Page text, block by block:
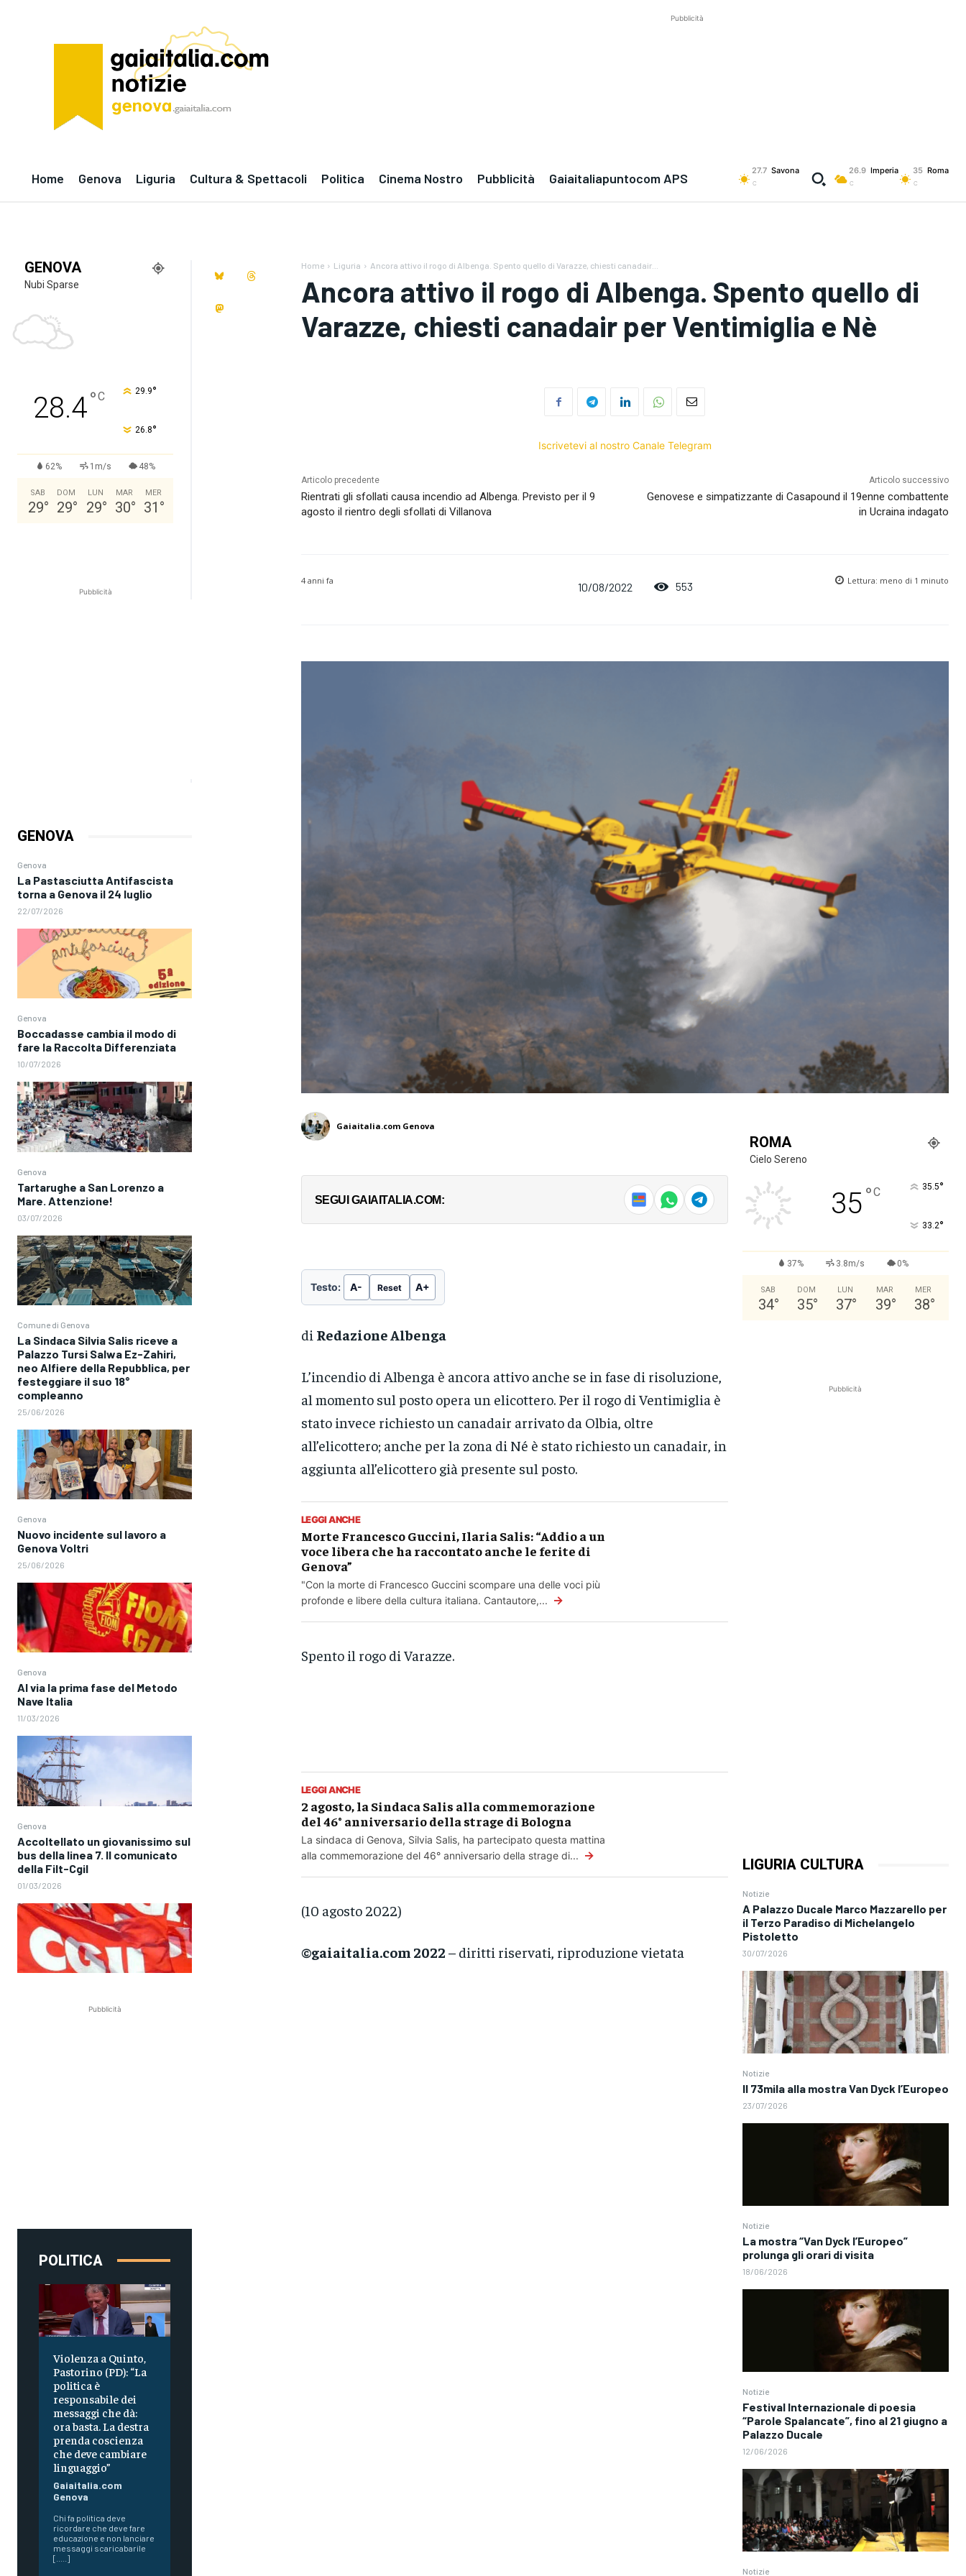
Pubblicità
Home Genova Liguria Cultura & Spettacoli Politica Cinema Nostro Pubblicità Gaiaitaliapuntocom APS 27.7
C
Savona 26.9
C
Imperia 35
C
Roma
GENOVA
Nubi Sparse
28.4°C 29.9°
26.8°
62% 1m/s 48%
SAB
29°
DOM
29°
LUN
29°
MAR
30°
MER
31 °
Pubblicità
GENOVA
Genova
La Pastasciutta Antifascista
torna a Genova il 24 luglio
22/07/2026
Genova
Boccadasse cambia il modo di
fare la Raccolta Differenziata
10/07/2026
Genova
Tartarughe a San Lorenzo a
Mare. Attenzione!
03/07/2026
Comune di Genova
La Sindaca Silvia Salis riceve a
Palazzo Tursi Salwa Ez-Zahiri,
neo Alfiere della Repubblica, per
festeggiare il suo 18°
compleanno
25/06/2026
Genova
Nuovo incidente sul lavoro a
Genova Voltri
25/06/2026
Genova
Al via la prima fase del Metodo
Nave Italia
11/03/2026
Genova
Accoltellato un giovanissimo sul
bus della linea 7. Il comunicato
della Filt-Cgil
01/03/2026
Pubblicità
POLITICA
Violenza a Quinto,
Pastorino (PD): “La
politica è
responsabile dei
messaggi che dà:
ora basta. La destra
prenda coscienza
che deve cambiare
linguaggio”
Gaiaitalia.com
Genova
Chi fa politica deve
ricordare che deve fare
educazione e non lanciare
messaggi scaricabarile
[.....]
Home Liguria Ancora attivo il rogo di Albenga. Spento quello di Varazze, chiesti canadair...
Ancora attivo il rogo di Albenga. Spento quello di
Varazze, chiesti canadair per Ventimiglia e Nè
Iscrivetevi al nostro Canale Telegram
Articolo precedente
Rientrati gli sfollati causa incendio ad Albenga. Previsto per il 9
agosto il rientro degli sfollati di Villanova
Articolo successivo
Genovese e simpatizzante di Casapound il 19enne combattente
in Ucraina indagato
4 anni fa
10/08/2022 553 Lettura: meno di 1 minuto
Gaiaitalia.com Genova
SEGUI GAIAITALIA.COM:
Testo: A- Reset A+
di Redazione Albenga
L’incendio di Albenga è ancora attivo anche se in fase di risoluzione,
al momento sul posto opera un elicottero. Per il rogo di Ventimiglia è
stato invece richiesto un canadair arrivato da Olbia, oltre
all’elicottero; anche per la zona di Né è stato richiesto un canadair, in
aggiunta all’elicottero già presente sul posto.
LEGGI ANCHE
Morte Francesco Guccini, Ilaria Salis: “Addio a un
voce libera che ha raccontato anche le ferite di
Genova”
"Con la morte di Francesco Guccini scompare una delle voci più
profonde e libere della cultura italiana. Cantautore,... →
Spento il rogo di Varazze.
LEGGI ANCHE
2 agosto, la Sindaca Salis alla commemorazione
del 46° anniversario della strage di Bologna
La sindaca di Genova, Silvia Salis, ha partecipato questa mattina
alla commemorazione del 46° anniversario della strage di... →
(10 agosto 2022)
©gaiaitalia.com 2022 – diritti riservati, riproduzione vietata
ROMA
Cielo Sereno
35°C 35.5°
33.2°
37% 3.8m/s 0%
SAB
34°
DOM
35°
LUN
37°
MAR
39°
MER
38°
Pubblicità
LIGURIA CULTURA
Notizie
A Palazzo Ducale Marco Mazzarello per
il Terzo Paradiso di Michelangelo
Pistoletto
30/07/2026
Notizie
Il 73mila alla mostra Van Dyck l’Europeo
23/07/2026
Notizie
La mostra “Van Dyck l’Europeo”
prolunga gli orari di visita
18/06/2026
Notizie
Festival Internazionale di poesia
“Parole Spalancate”, fino al 21 giugno a
Palazzo Ducale
12/06/2026
Notizie